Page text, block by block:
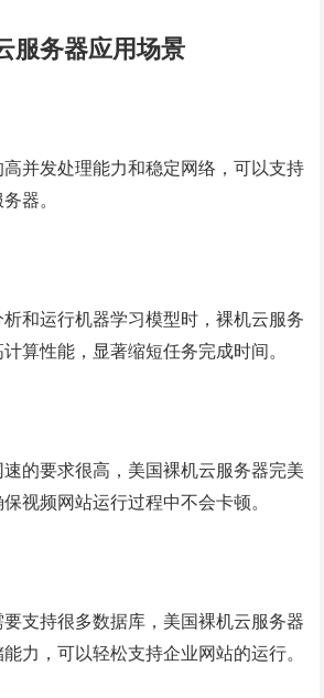
服务器应用场景
并发处理能力和稳定网络，可以支持
器。
和运行机器学习模型时，裸机云服务
算性能，显著缩短任务完成时间。
的要求很高，美国裸机云服务器完美
视频网站运行过程中不会卡顿。
支持很多数据库，美国裸机云服务器
力，可以轻松支持企业网站的运行。